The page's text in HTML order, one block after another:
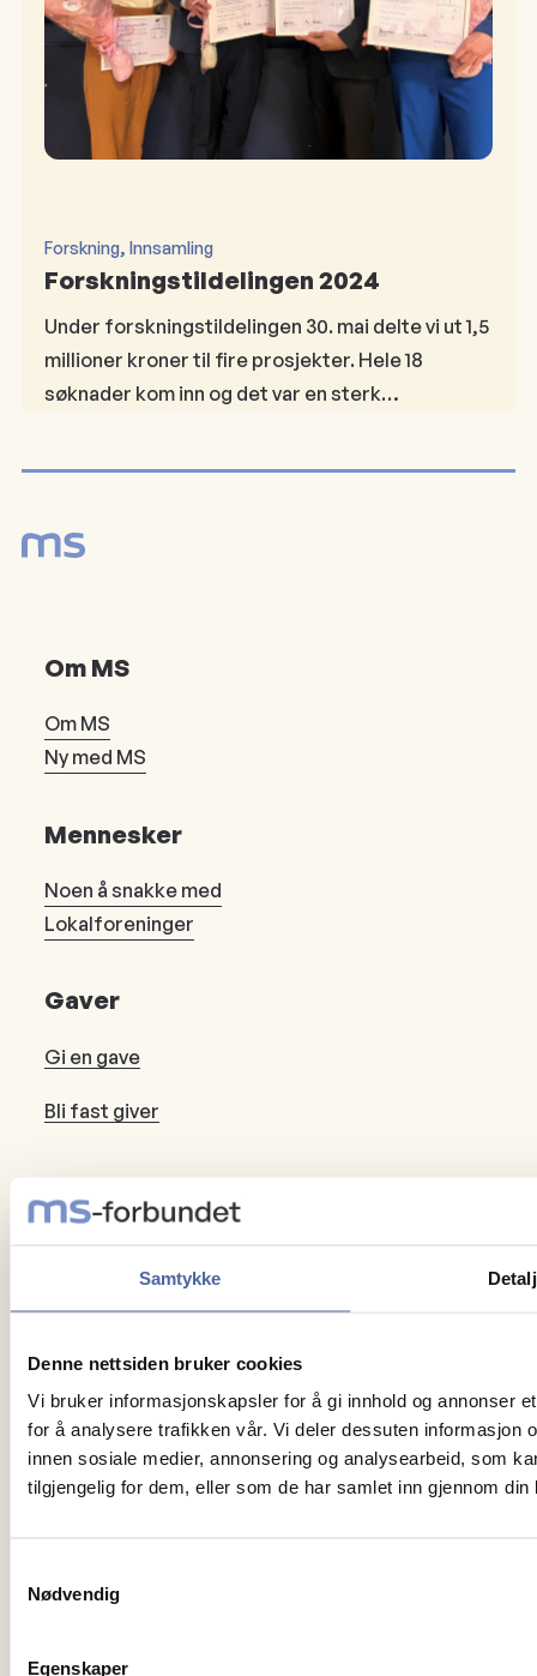
Samtykke
Denne nettsiden bruker cookies
Vi bruker informasjonskapsler for å gi innhold og annonser
for å analysere trafikken vår. Vi deler dessuten informasjon
innen sosiale medier, annonsering og analysearbeid, som
tilgjengelig for dem, eller som de har samlet inn gjennom
Nødvendig
Egenskaper
Forskning, Innsamling
Forskningstildelingen 2024
Under forskningstildelingen 30. mai delte vi ut 1,5
millioner kroner til fire prosjekter. Hele 18
søknader kom inn og det var en sterk…
Om MS
Om MS
Ny med MS
Mennesker
Noen å snakke med
Lokalforeninger
Gaver
Gi en gave
Bli fast giver
Om oss
Kontakt oss
Personvern
Facebook